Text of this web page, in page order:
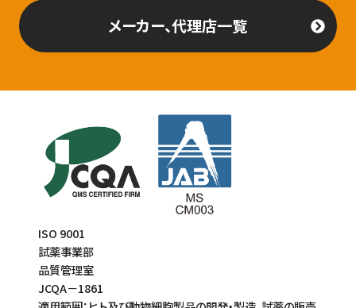
メーカー、代理店一覧
ISO 9001
試薬事業部
品質管理室
JCQA－1861